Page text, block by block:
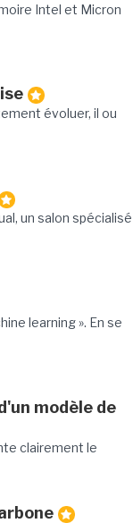
Intel et Micron
évoluer, il ou
un salon spécialisé
learning ». En se
modèle de
clairement le